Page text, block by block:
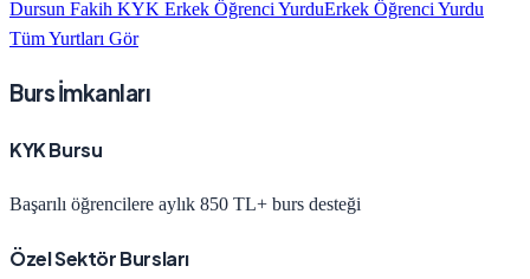
Dursun Fakih KYK Erkek Öğrenci YurduErkek Öğrenci Yurdu
Tüm Yurtları Gör
Burs İmkanları
KYK Bursu
Başarılı öğrencilere aylık 850 TL+ burs desteği
Özel Sektör Bursları